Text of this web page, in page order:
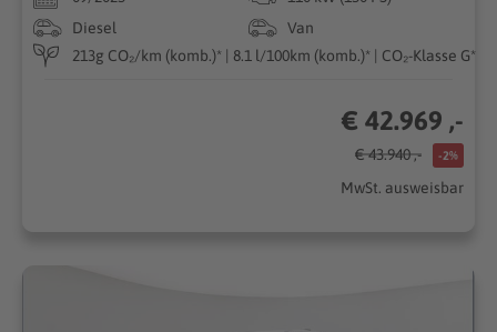
Diesel
Van
213g CO₂/km (komb.)* | 8.1 l/100km (komb.)* | CO₂-Klasse G*
€ 42.969 ,-
€ 43.940 ,- -2%
MwSt. ausweisbar